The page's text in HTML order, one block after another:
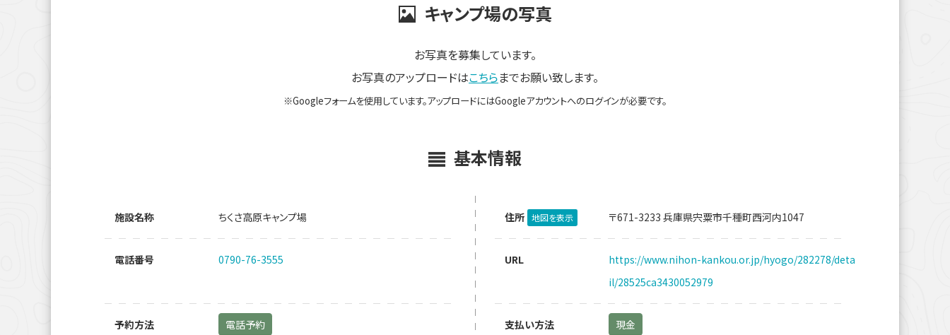
キャンプ場の写真
お写真を募集しています。
お写真のアップロードはこちらまでお願い致します。
※Googleフォームを使用しています。アップロードにはGoogleアカウントへのログインが必要です。
基本情報
施設名称 ちくさ高原キャンプ場 住所 地図を表示 〒671-3233 兵庫県宍粟市千種町西河内1047
電話番号 0790-76-3555 URL
https://www.nihon-kankou.or.jp/hyogo/282278/deta
il/28525ca3430052979
予約方法 電話予約 支払い方法 現金